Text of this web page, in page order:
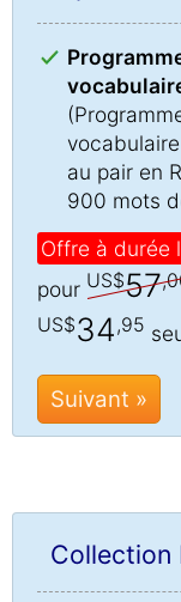
au pair en
900 mots
Offre à durée
pour US$57
US$34 ,95
Suivant »
Collection